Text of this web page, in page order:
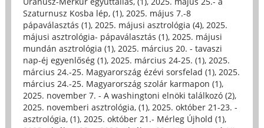
Szaturnusz Kosba lép, (1), 2025. május 7.-8
pápaválasztás (1), 2025. májusi asztrológia (4), 2025.
májusi asztrológia- pápaválasztás (1), 2025. májusi
mundán asztrológia (1), 2025. március 20. - tavaszi
nap-éj egyenlőség (1), 2025. március 24-25. (1), 2025.
március 24.-25. Magyarország ézévi sorsfelad (1), 2025.
március 24.-25. Magyarország szolár karmapon (1),
2025. november 7. - A washingtoni elnöki találkozó (2),
2025. novemberi asztrológia, (1), 2025. október 21-23. -
asztrológia, (1), 2025. október 21.- Mérleg Újhold (1),